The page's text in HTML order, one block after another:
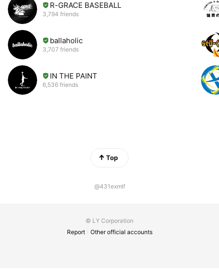
R-GRACE BASEBALL
3,794 friends
ballaholic
3,707 friends
IN THE PAINT
6,536 friends
Top
@431exmlf
© LY Corporation
Report
Other official accounts